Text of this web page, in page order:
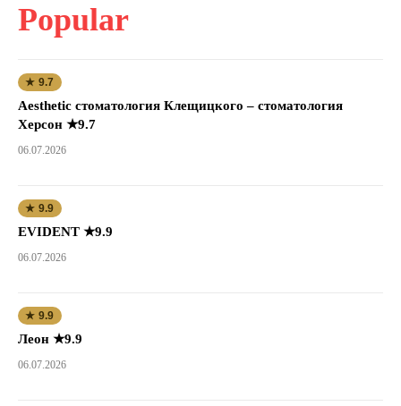
Popular
★ 9.7
Aesthetic стоматология Клещицкого – стоматология
Херсон ★9.7
06.07.2026
★ 9.9
EVIDENT ★9.9
06.07.2026
★ 9.9
Леон ★9.9
06.07.2026